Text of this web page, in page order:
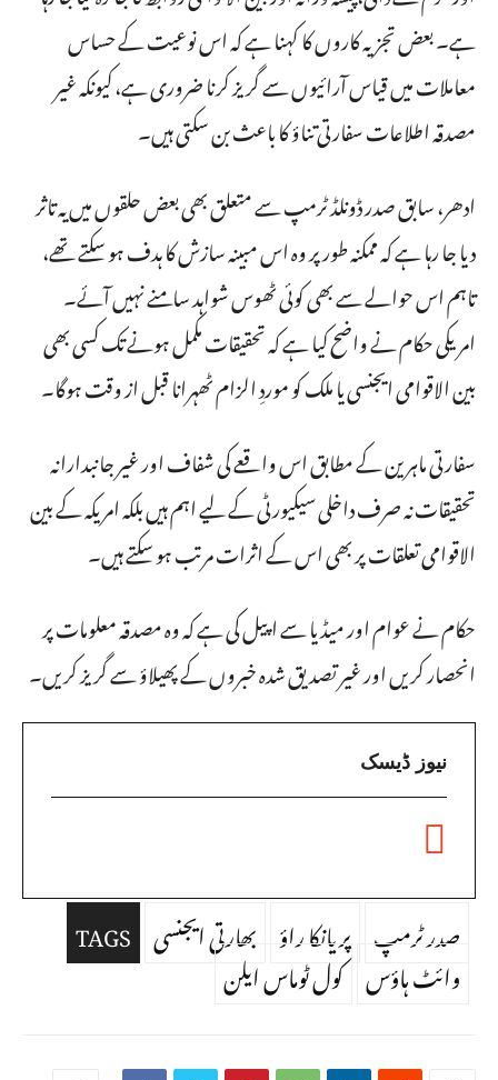
ہے۔ بعض تجزیہ کاروں کا کہنا ہے کہ اس نوعیت کے حساس
معاملات میں قیاس آرائیوں سے گریز کرنا ضروری ہے، کیونکہ غیر
مصدقہ اطلاعات سفارتی تناؤ کا باعث بن سکتی ہیں۔
ادھر، سابق صدر ڈونلڈ ٹرمپ سے متعلق بھی بعض حلقوں میں یہ تاثر
دیا جا رہا ہے کہ ممکنہ طور پر وہ اس مبینہ سازش کا ہدف ہو سکتے تھے،
تاہم اس حوالے سے بھی کوئی ٹھوس شواہد سامنے نہیں آئے۔
امریکی حکام نے واضح کیا ہے کہ تحقیقات مکمل ہونے تک کسی بھی
بین الاقوامی ایجنسی یا ملک کو موردِ الزام ٹھہرانا قبل از وقت ہوگا۔
سفارتی ماہرین کے مطابق اس واقعے کی شفاف اور غیر جانبدارانہ
تحقیقات نہ صرف داخلی سیکیورٹی کے لیے اہم ہیں بلکہ امریکہ کے بین
الاقوامی تعلقات پر بھی اس کے اثرات مرتب ہو سکتے ہیں۔
حکام نے عوام اور میڈیا سے اپیل کی ہے کہ وہ مصدقہ معلومات پر
انحصار کریں اور غیر تصدیق شدہ خبروں کے پھیلاؤ سے گریز کریں۔
نیوز ڈیسک
TAGS بھارتی ایجنسی پریانکا راؤ صدر ٹرمپ
کول ٹوماس ایلن وائٹ ہاؤس